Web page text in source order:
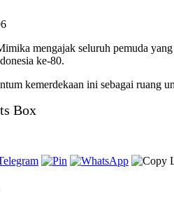
mengajak seluruh pemuda
ke-80.
kemerdekaan ini sebagai ruang
Box